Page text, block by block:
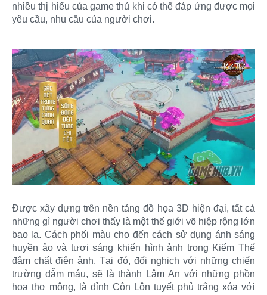
nhiều thị hiếu của game thủ khi có thể đáp ứng được mọi
yêu cầu, nhu cầu của người chơi.
Được xây dựng trên nền tảng đồ họa 3D hiện đại, tất cả
những gì người chơi thấy là một thế giới võ hiệp rộng lớn
bao la. Cách phối màu cho đến cách sử dụng ánh sáng
huyền ảo và tươi sáng khiến hình ảnh trong Kiếm Thế
đậm chất điện ảnh. Tại đó, đối nghịch với những chiến
trường đẫm máu, sẽ là thành Lâm An với những phồn
hoa thơ mộng, là đỉnh Côn Lôn tuyết phủ trắng xóa với